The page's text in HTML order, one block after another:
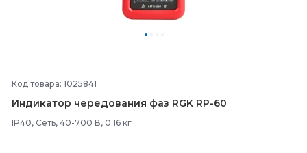
Код товара: 1025841
Индикатор чередования фаз RGK RP-60
IP40, Сеть, 40-700 В, 0.16 кг